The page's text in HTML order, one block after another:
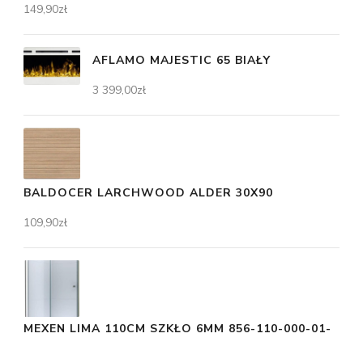
149,90zł
AFLAMO MAJESTIC 65 BIAŁY
3 399,00zł
BALDOCER LARCHWOOD ALDER 30X90
109,90zł
MEXEN LIMA 110CM SZKŁO 6MM 856-110-000-01-